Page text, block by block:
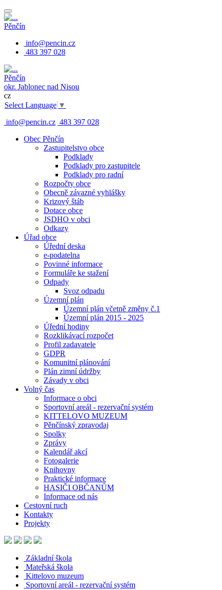
Pěnčín
info@pencin.cz
483 397 028
Pěnčín
okr. Jablonec nad Nisou
cz
Select Language ▼
info@pencin.cz 483 397 028
Obec Pěnčín
Zastupitelstvo obce
Podklady
Podklady pro zastupitele
Podklady pro radní
Rozpočty obce
Obecně závazné vyhlášky
Krizový štáb
Dotace obce
JSDHO v obci
Odkazy
Úřad obce
Úřední deska
e-podatelna
Povinné informace
Formuláře ke stažení
Odpady
Svoz odpadu
Územní plán
Územní plán včetně změny č.1
Územní plán 2015 - 2025
Úřední hodiny
Rozklikávací rozpočet
Profil zadavatele
GDPR
Komunitní plánování
Plán zimní údržby
Závady v obci
Volný čas
Informace o obci
Sportovní areál - rezervační systém
KITTELOVO MUZEUM
Pěnčínský zpravodaj
Spolky
Zprávy
Kalendář akcí
Fotogalerie
Knihovny
Praktické informace
HASIČI OBČANŮM
Informace od nás
Cestovní ruch
Kontakty
Projekty
Základní škola
Mateřská škola
Kittelovo muzeum
Sportovní areál - rezervační systém